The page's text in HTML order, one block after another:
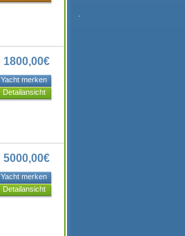
1800,00€
Yacht merken
Detailansicht
5000,00€
Yacht merken
Detailansicht